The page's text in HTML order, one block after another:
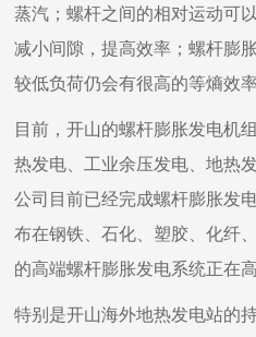
蒸汽；螺杆之间的相对运动可
减小间隙，提高效率；螺杆膨
较低负荷仍会有很高的等熵效率
目前，开山的螺杆膨胀发电机
热发电、工业余压发电、地热
公司目前已经完成螺杆膨胀发
布在钢铁、石化、塑胶、化纤
的高端螺杆膨胀发电系统正在
特别是开山海外地热发电站的